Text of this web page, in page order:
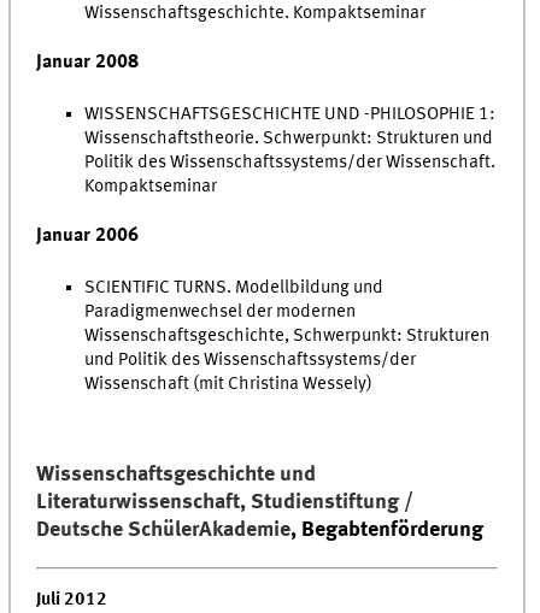
Wissenschaftsgeschichte. Kompaktseminar
Januar 2008
WISSENSCHAFTSGESCHICHTE UND -PHILOSOPHIE 1:
Wissenschaftstheorie. Schwerpunkt: Strukturen und
Politik des Wissenschaftssystems/der Wissenschaft.
Kompaktseminar
Januar 2006
SCIENTIFIC TURNS. Modellbildung und
Paradigmenwechsel der modernen
Wissenschaftsgeschichte, Schwerpunkt: Strukturen
und Politik des Wissenschaftssystems/der
Wissenschaft (mit Christina Wessely)
Wissenschaftsgeschichte und
Literaturwissenschaft, Studienstiftung /
Deutsche SchülerAkademie, Begabtenförderung
Juli 2012